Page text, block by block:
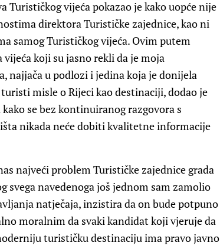
Turističkog vijeća pokazao je kako uopće nije
direktora Turističke zajednice, kao ni
samog Turističkog vijeća. Ovim putem
koji su jasno rekli da je moja
u podlozi i jedina koja je donijela
misle o Rijeci kao destinaciji, dodao je
se bez kontinuiranog razgovora s
nikada neće dobiti kvalitetne informacije
najveći problem Turističke zajednice grada
svega navedenoga još jednom sam zamolio
natječaja, inzistira da on bude potpuno
moralnim da svaki kandidat koji vjeruje da
turističku destinaciju ima pravo javno